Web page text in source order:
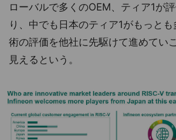
ローバルで多くのOEM、ティア1が
り、中でも日本のティア1がもっと
術の評価を他社に先駆けて進めてい
見えるという。